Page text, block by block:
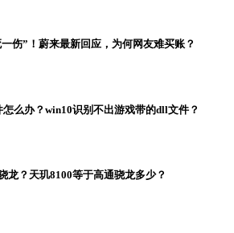
伤”！蔚来最新回应，为何网友难买账？
么办？win10识别不出游戏带的dll文件？
龙？天玑8100等于高通骁龙多少？